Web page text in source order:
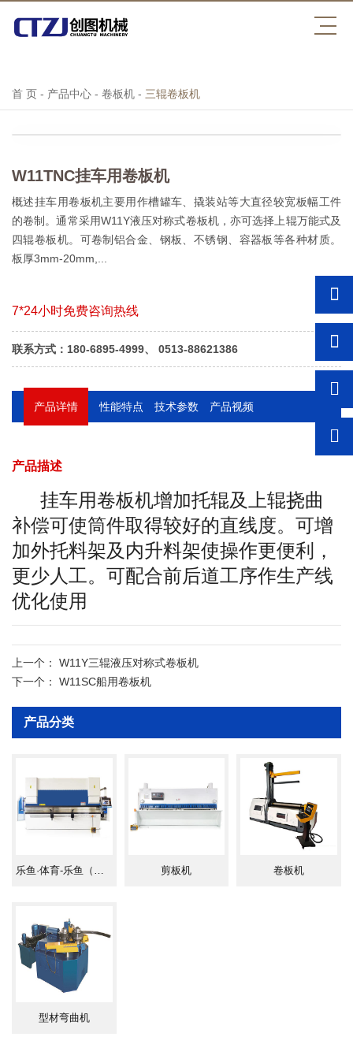
乐鱼·体育
首 页 - 产品中心 - 卷板机 - 三辊卷板机
W11TNC挂车用卷板机
概述挂车用卷板机主要用作槽罐车、撬装站等大直径较宽板幅工件
的卷制。通常采用W11Y液压对称式卷板机，亦可选择上辊万能式及
四辊卷板机。可卷制铝合金、钢板、不锈钢、容器板等各种材质。
板厚3mm-20mm,...
7*24小时免费咨询热线
联系方式：180-6895-4999、 0513-88621386
产品详情 性能特点 技术参数 产品视频
概述
挂车用卷板机主要用作槽罐车、撬装站等大直
径较宽板幅工件的卷制。通常采用W11Y液压对
称式卷板机，亦可选择上辊万能式及四辊卷板
料。
产品描述
挂车用卷板机增加托辊及上辊挠曲
补偿可使筒件取得较好的直线度。可增
加外托料架及内升料架使操作更便利，
更少人工。可配合前后道工序作生产线
优化使用
上一个： W11Y三辊液压对称式卷板机
下一个： W11SC船用卷板机
产品分类
剪板机 卷板机
型材弯曲机